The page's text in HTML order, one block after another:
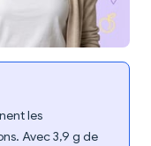
les
Avec 3,9 g de